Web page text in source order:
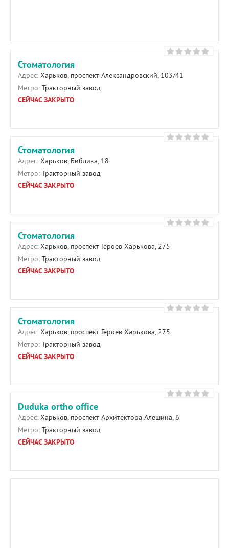
Стоматология
Адрес: Харьков, проспект Александровский, 103/41
Метро: Тракторный завод
СЕЙЧАС ЗАКРЫТО
Стоматология
Адрес: Харьков, Библика, 18
Метро: Тракторный завод
СЕЙЧАС ЗАКРЫТО
Стоматология
Адрес: Харьков, проспект Героев Харькова, 275
Метро: Тракторный завод
СЕЙЧАС ЗАКРЫТО
Стоматология
Адрес: Харьков, проспект Героев Харькова, 275
Метро: Тракторный завод
СЕЙЧАС ЗАКРЫТО
Duduka ortho office
Адрес: Харьков, проспект Архитектора Алешина, 6
Метро: Тракторный завод
СЕЙЧАС ЗАКРЫТО